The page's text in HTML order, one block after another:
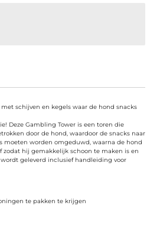
schijven en kegels waar de hond snacks
Deze Gambling Tower is een toren die
door de hond, waardoor de snacks naar
moeten worden omgeduwd, waarna de hond
zodat hij gemakkelijk schoon te maken is en
geleverd inclusief handleiding voor
te pakken te krijgen